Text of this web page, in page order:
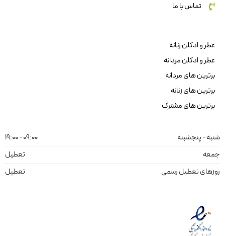
تماس با ما
عطر و ادکلن زنانه
عطر و ادکلن مردانه
برترین های مردانه
برترین های زنانه
برترین های مشترک
شنبه - پنجشبنه
09:00 - 19:00
جمعه
تعطیل
روزهای تعطیل رسمی
تعطیل